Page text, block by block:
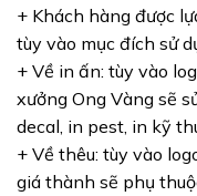
+ Khách hàng được
tùy vào mục đích sử
+ Về in ấn: tùy vào
xưởng Ong Vàng sẽ
decal, in pest, in kỹ
+ Về thêu: tùy vào
giá thành sẽ phụ